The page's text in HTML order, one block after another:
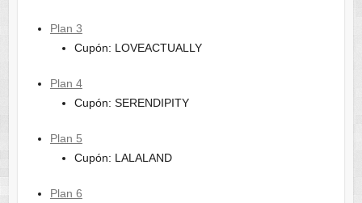
Plan 3
Cupón: LOVEACTUALLY
Plan 4
Cupón: SERENDIPITY
Plan 5
Cupón: LALALAND
Plan 6